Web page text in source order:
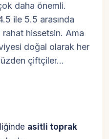
daha önemli.
ile 5.5 arasında
hissetsin. Ama
doğal olarak her
çiftçiler…
asitli toprak